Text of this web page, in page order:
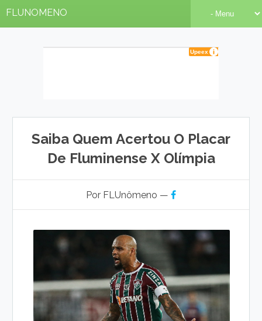
FLUNOMENO
Saiba Quem Acertou O Placar
De Fluminense X Olímpia
Por FLUnômeno —